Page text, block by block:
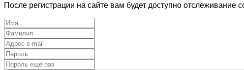
После регистрации на сайте вам будет доступно отслеживание